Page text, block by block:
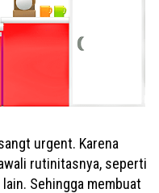
urgent. Karena
rutinitasnya, seperti
Sehingga membuat